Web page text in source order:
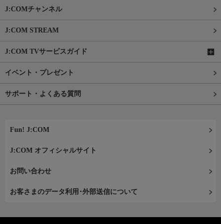
J:COMチャンネル
J:COM STREAM
J:COM TVサービスガイド
イベント・プレゼント
サポート・よくある質問
Fun! J:COM
J:COM オフィシャルサイト
お問い合わせ
お客さまのデータ利用･外部送信について